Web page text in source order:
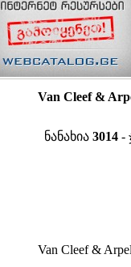
Van Cleef &
ნანახია 3014 -
Van Cleef &